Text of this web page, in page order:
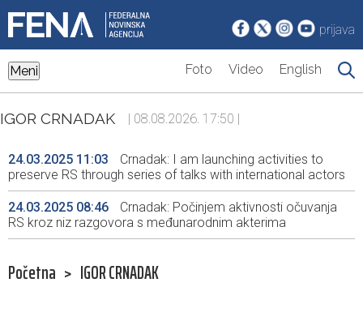
prijava
Meni Foto Video English
IGOR CRNADAK | 08.08.2026. 17:50 |
24.03.2025 11:03
Crnadak: I am launching activities to
preserve RS through series of talks with international actors
24.03.2025 08:46
Crnadak: Počinjem aktivnosti očuvanja
RS kroz niz razgovora s međunarodnim akterima
Početna > IGOR CRNADAK